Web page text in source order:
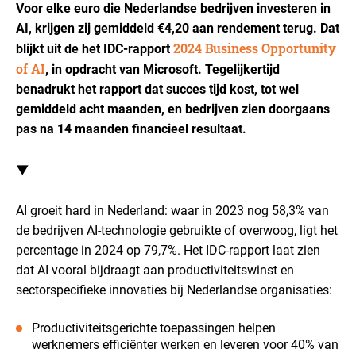
Voor elke euro die Nederlandse bedrijven investeren in
AI, krijgen zij gemiddeld €4,20 aan rendement terug. Dat
blijkt uit de het IDC-rapport2024 Business Opportunity
of AI, in opdracht van Microsoft. Tegelijkertijd
benadrukt het rapport dat succes tijd kost, tot wel
gemiddeld acht maanden, en bedrijven zien doorgaans
pas na 14 maanden financieel resultaat.
▼
AI groeit hard in Nederland: waar in 2023 nog 58,3% van
de bedrijven AI-technologie gebruikte of overwoog, ligt het
percentage in 2024 op 79,7%. Het IDC-rapport laat zien
dat AI vooral bijdraagt aan productiviteitswinst en
sectorspecifieke innovaties bij Nederlandse organisaties:
Productiviteitsgerichte toepassingen helpen
werknemers efficiënter werken en leveren voor 40% van